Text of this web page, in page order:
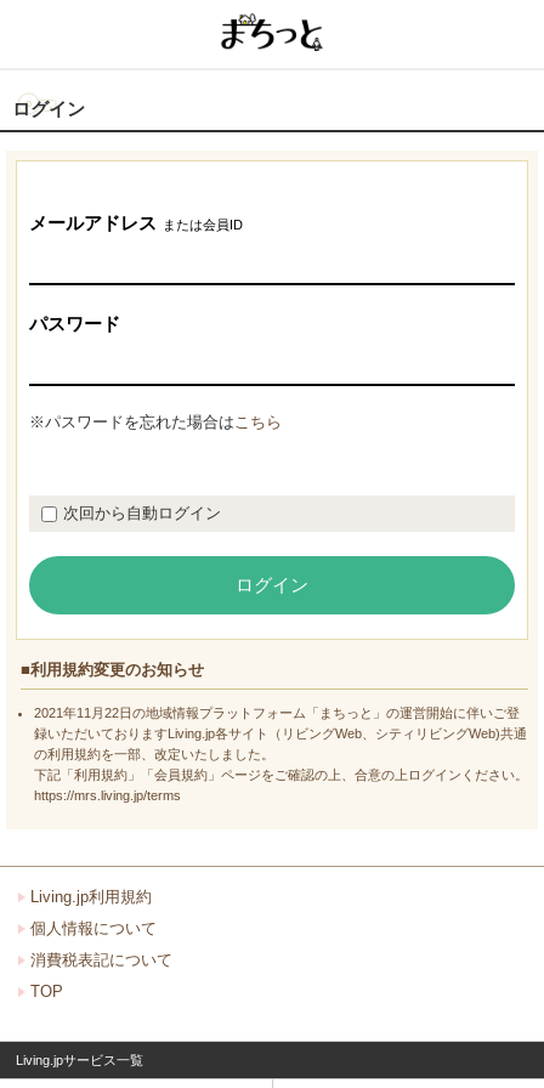
ログイン
メールアドレス または会員ID
パスワード
※パスワードを忘れた場合はこちら
次回から自動ログイン
ログイン
■利用規約変更のお知らせ
2021年11月22日の地域情報プラットフォーム「まちっと」の運営開始に伴いご登
録いただいておりますLiving.jp各サイト（リビングWeb、シティリビングWeb)共通
の利用規約を一部、改定いたしました。
下記「利用規約」「会員規約」ページをご確認の上、合意の上ログインください。
https://mrs.living.jp/terms
Living.jp利用規約
個人情報について
消費税表記について
TOP
Living.jpサービス一覧